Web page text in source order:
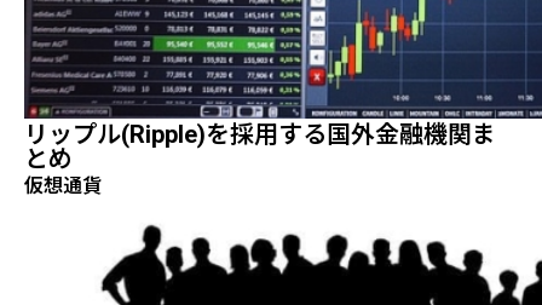
リップル(ripple)を採用する国外金融機関ま
とめ
仮想通貨